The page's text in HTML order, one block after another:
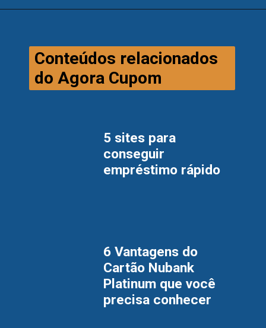
Conteúdos relacionados
do Agora Cupom
5 sites para
conseguir
empréstimo rápido
6 Vantagens do
Cartão Nubank
Platinum que você
precisa conhecer